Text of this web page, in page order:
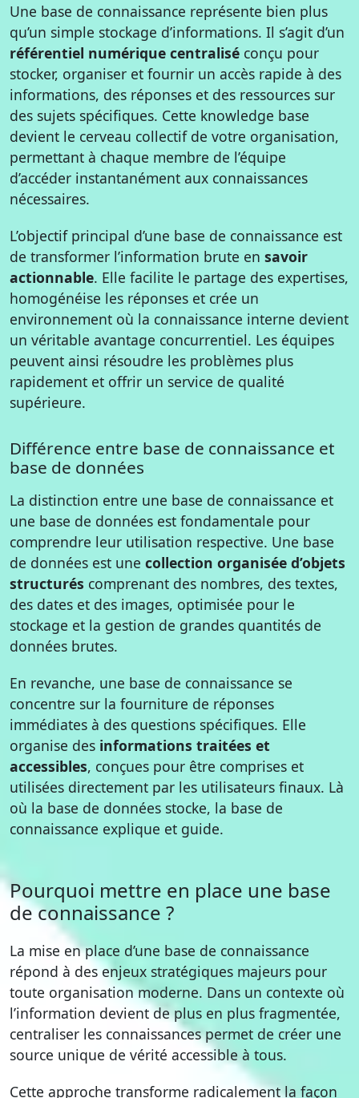
Une base de connaissance représente bien plus
qu’un simple stockage d’informations. Il s’agit d’un
référentiel numérique centralisé conçu pour
stocker, organiser et fournir un accès rapide à des
informations, des réponses et des ressources sur
des sujets spécifiques. Cette knowledge base
devient le cerveau collectif de votre organisation,
permettant à chaque membre de l’équipe
d’accéder instantanément aux connaissances
nécessaires.
L’objectif principal d’une base de connaissance est
de transformer l’information brute en savoir
actionnable. Elle facilite le partage des expertises,
homogénéise les réponses et crée un
environnement où la connaissance interne devient
un véritable avantage concurrentiel. Les équipes
peuvent ainsi résoudre les problèmes plus
rapidement et offrir un service de qualité
supérieure.
Différence entre base de connaissance et
base de données
La distinction entre une base de connaissance et
une base de données est fondamentale pour
comprendre leur utilisation respective. Une base
de données est une collection organisée d’objets
structurés comprenant des nombres, des textes,
des dates et des images, optimisée pour le
stockage et la gestion de grandes quantités de
données brutes.
En revanche, une base de connaissance se
concentre sur la fourniture de réponses
immédiates à des questions spécifiques. Elle
organise des informations traitées et
accessibles, conçues pour être comprises et
utilisées directement par les utilisateurs finaux. Là
où la base de données stocke, la base de
connaissance explique et guide.
Pourquoi mettre en place une base
de connaissance ?
La mise en place d’une base de connaissance
répond à des enjeux stratégiques majeurs pour
toute organisation moderne. Dans un contexte où
l’information devient de plus en plus fragmentée,
centraliser les connaissances permet de créer une
source unique de vérité accessible à tous.
Cette approche transforme radicalement la façon